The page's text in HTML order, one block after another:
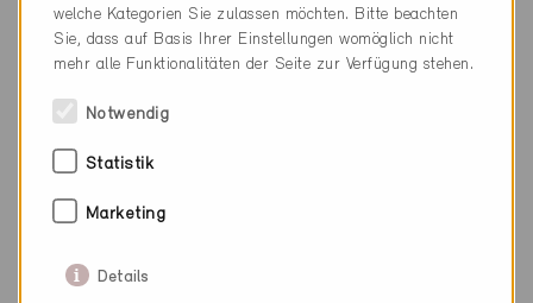
Firma Zellweger Architekten AG
PLZ
Ort
Kanton
Webseite
welche Kategorien Sie zulassen möchten. Bitte beachten
Sie, dass auf Basis Ihrer Einstellungen womöglich nicht
mehr alle Funktionalitäten der Seite zur Verfügung stehen.
Notwendig
Statistik
Marketing
Details